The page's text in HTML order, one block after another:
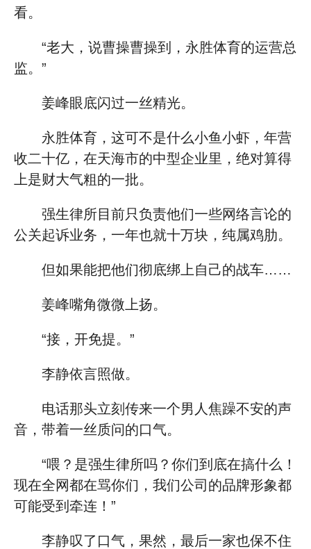
看。
“老大，说曹操曹操到，永胜体育的运营总
监。”
姜峰眼底闪过一丝精光。
永胜体育，这可不是什么小鱼小虾，年营
收二十亿，在天海市的中型企业里，绝对算得
上是财大气粗的一批。
强生律所目前只负责他们一些网络言论的
公关起诉业务，一年也就十万块，纯属鸡肋。
但如果能把他们彻底绑上自己的战车……
姜峰嘴角微微上扬。
“接，开免提。”
李静依言照做。
电话那头立刻传来一个男人焦躁不安的声
音，带着一丝质问的口气。
“喂？是强生律所吗？你们到底在搞什么！
现在全网都在骂你们，我们公司的品牌形象都
可能受到牵连！”
李静叹了口气，果然，最后一家也保不住